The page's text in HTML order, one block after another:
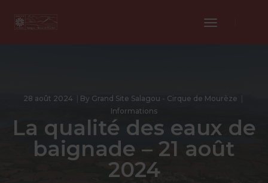
Toggle
28 août 2024 By Grand Site Salagou - Cirque de Mourèze
Informations
La qualité des eaux de
baignade – 21 août
2024